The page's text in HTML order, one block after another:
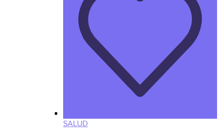
SALUD